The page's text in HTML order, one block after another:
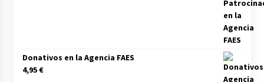
Donativos en la Agencia FAES
4,95€